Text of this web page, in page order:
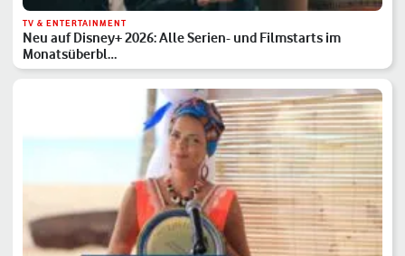
TV & ENTERTAINMENT
Neu auf Disney+ 2026: Alle Serien- und Filmstarts im
Monatsüberbl…